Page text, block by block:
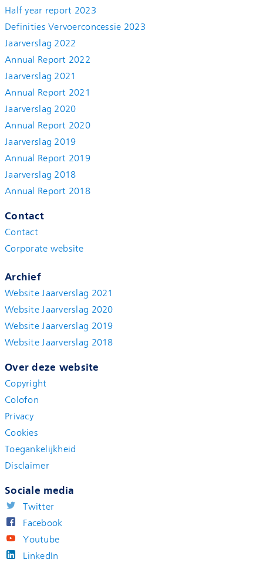
Half year report 2023
Definities Vervoerconcessie 2023
Jaarverslag 2022
Annual Report 2022
Jaarverslag 2021
Annual Report 2021
Jaarverslag 2020
Annual Report 2020
Jaarverslag 2019
Annual Report 2019
Jaarverslag 2018
Annual Report 2018
Contact
Contact
Corporate website
Archief
Website Jaarverslag 2021
Website Jaarverslag 2020
Website Jaarverslag 2019
Website Jaarverslag 2018
Over deze website
Copyright
Colofon
Privacy
Cookies
Toegankelijkheid
Disclaimer
Sociale media
Twitter
Facebook
Youtube
LinkedIn